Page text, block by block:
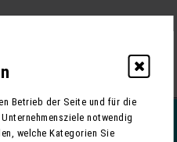
Betrieb der Seite und für die
notwendig
welche Kategorien Sie